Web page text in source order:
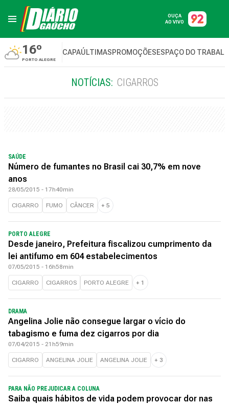
OUÇA
AO VIVO
16º
PORTO ALEGRE
CAPAÚLTIMASPROMOÇÕESESPAÇO DO
NOTÍCIAS: CIGARROS
SAÚDE
Número de fumantes no Brasil cai 30,7% em nove
anos
28/05/2015 - 17h40min
CIGARRO FUMO CÂNCER + 5
PORTO ALEGRE
Desde janeiro, Prefeitura fiscalizou cumprimento da
lei antifumo em 604 estabelecimentos
07/05/2015 - 16h58min
CIGARRO CIGARROS PORTO ALEGRE + 1
DRAMA
Angelina Jolie não consegue largar o vício do
tabagismo e fuma dez cigarros por dia
07/04/2015 - 21h59min
CIGARRO ANGELINA JOLIE ANGELINA JOLIE + 3
PARA NÃO PREJUDICAR A COLUNA
Saiba quais hábitos de vida podem provocar dor nas